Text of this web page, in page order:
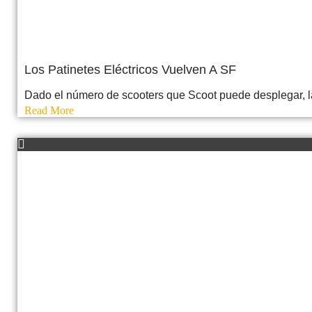
Los Patinetes Eléctricos Vuelven A SF
Dado el número de scooters que Scoot puede desplegar,
Read More